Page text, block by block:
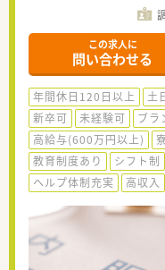
この求人に
問い合わせる
年間休日120日以上 土
新卒可
未経験可 ブラ
高給与(600万円以上)
教育制度あり
シフト制
ヘルプ体制充実
高収入